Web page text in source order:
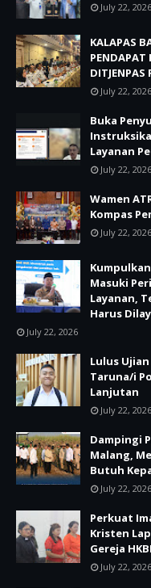
July 22, 2026
KALAPAS
PENDAPAT
DITJENPAS
July 22, 2026
Buka
Layanan
July 22, 2026
Wamen
Kompas
July 22, 2026
Masuki
Layanan,
Harus
July 22, 2026
Lulus
Taruna/i
Lanjutan
July 22, 2026
Dampingi
Malang,
Butuh
July 22, 2026
Perkuat
Kristen
Gereja
July 22, 2026